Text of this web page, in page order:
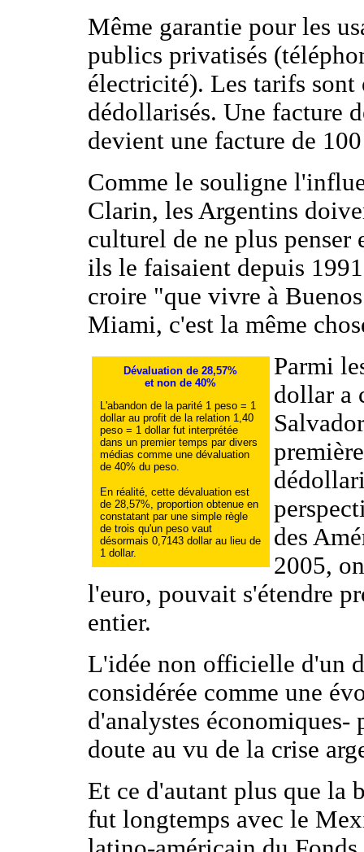
Même garantie pour les
publics privatisés
électricité). Les tarifs sont
dédollarisés. Une facture
devient une facture de
Comme le souligne
Clarin, les Argentins
culturel de ne plus penser
ils le faisaient depuis
croire "que vivre à
Miami, c'est la même
Dévaluation de 28,57%
et non de 40%
L'abandon de la parité 1 peso = 1
dollar au profit de la relation 1,40
peso = 1 dollar fut interprétée
dans un premier temps par divers
médias comme une dévaluation
de 40% du peso.
En réalité, cette dévaluation est
de 28,57%, proportion obtenue en
constatant par une simple règle
de trois qu'un peso vaut
désormais 0,7143 dollar au lieu de
1 dollar.
Parmi
dollar a
des
2005,
l'euro, pouvait s'étendre
entier.
L'idée non officielle d'un
considérée comme une
d'analystes économiques-
doute au vu de la crise
Et ce d'autant plus que la
fut longtemps avec le